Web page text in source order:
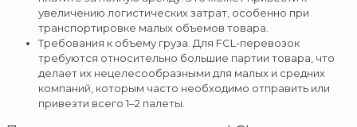
увеличению логистических затрат, особенно при
транспортировке малых объемов товара.
Требования к объему груза. Для FCL-перевозок
требуются относительно большие партии товара, что
делает их нецелесообразными для малых и средних
компаний, которым часто необходимо отправить или
привезти всего 1–2 палеты.